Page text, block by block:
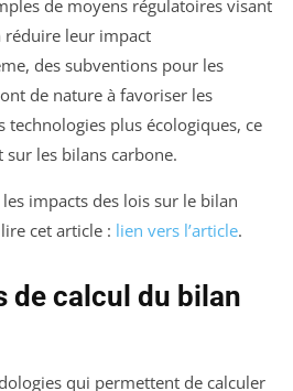
de moyens régulatoires visant
réduire leur impact
des subventions pour les
de nature à favoriser les
technologies plus écologiques, ce
les bilans carbone.
impacts des lois sur le bilan
cet article : lien vers l’article.
de calcul du bilan
qui permettent de calculer